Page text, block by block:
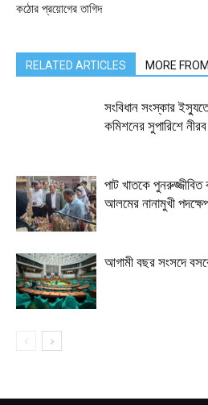
কঠোর প্রয়োগের তাগিদ
RELATED ARTICLES MORE
সংবিধান সংস্কার
কমিশনের সুপারিশে
পাট খাতকে পুনরুজ্জীবিত
আলমের নানামুখী
আগামী বছর সংসদে